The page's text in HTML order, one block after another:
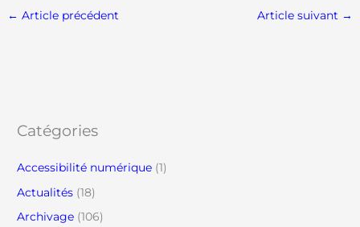
← Article précédent Article suivant →
Catégories
Accessibilité numérique (1)
Actualités (18)
Archivage (106)